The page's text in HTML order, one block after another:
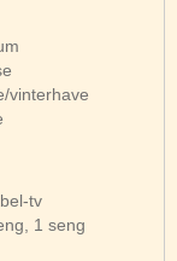
vinterhave
tv
1 seng